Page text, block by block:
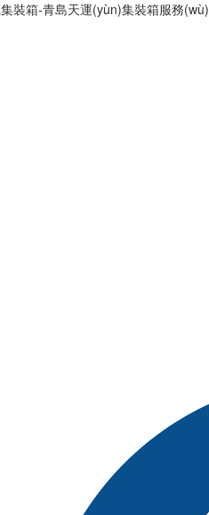
裝箱-青島天運(yùn)集裝箱服務(wù)